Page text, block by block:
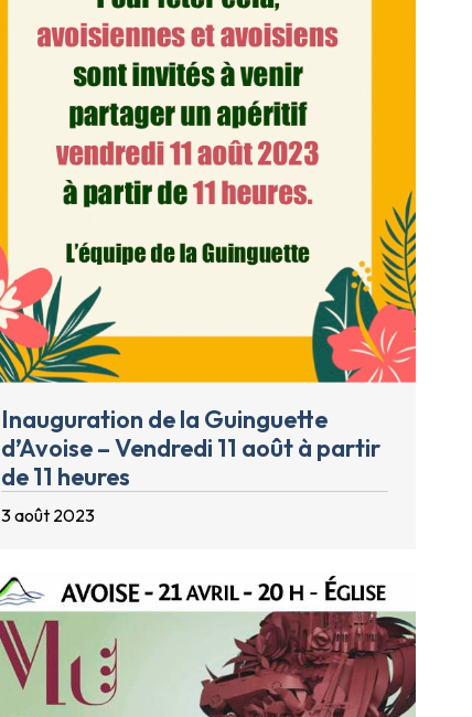
Inauguration de la Guinguette
d’Avoise – Vendredi 11 août à partir
de 11 heures
3 août 2023